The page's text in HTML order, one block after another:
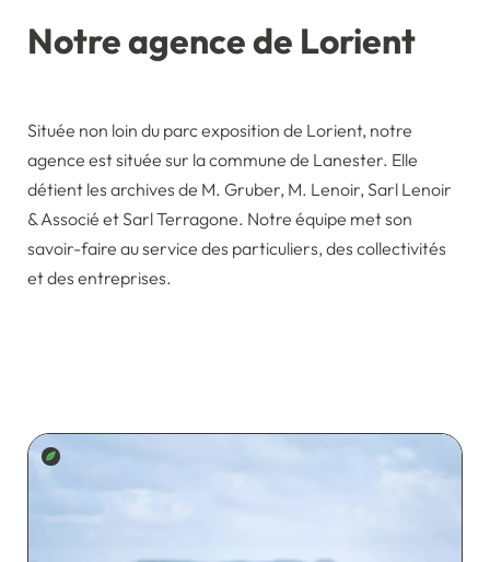
Notre agence de Lorient
Située non loin du parc exposition de Lorient, notre
agence est située sur la commune de Lanester. Elle
détient les archives de M. Gruber, M. Lenoir, Sarl Lenoir
& Associé et Sarl Terragone. Notre équipe met son
savoir-faire au service des particuliers, des collectivités
et des entreprises.